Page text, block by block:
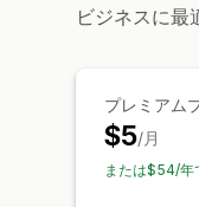
ビジネスに最
プレミアム
$5/月
または$54/年